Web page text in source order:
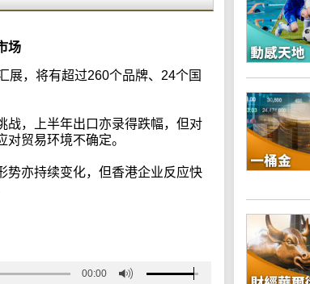
场
展，将有超过260个品牌、24个国
战，上半年出口亦录得跌幅，但对
贸易环境不确定。
势亦持续变化，但香港企业反应快
00:00